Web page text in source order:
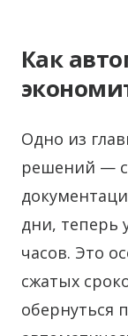
Как
Одно из
решений —
дни, теперь
часов. Это
сжатых
обернуться